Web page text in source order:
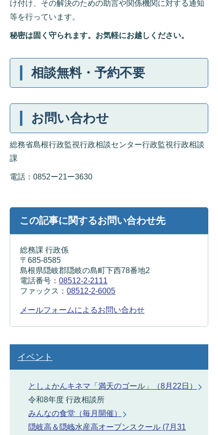
け付け、その解決のための助言や関係機関に対する通知
等を行っています。
秘密は固く守られます。お気軽にお越しください。
相談無料・予約不要
お問い合わせ
総務省島根行政監視行政相談センター行政監視行政相談
課
電話：0852ー21ー3630
この記事に関するお問い合わせ先
総務課 行政係
〒685-8585
島根県隠岐郡隠岐の島町下西78番地2
電話番号： 08512-2-2111
ファックス： 08512-2-6005
メールフォームによるお問い合わせ
イベント
としょかんキネマ「満天のゴール」（8月22日）
令和8年度 行政相談所
みんなの食堂（毎月開催）
隠岐高＆隠岐水産高オープンスクール (7月31